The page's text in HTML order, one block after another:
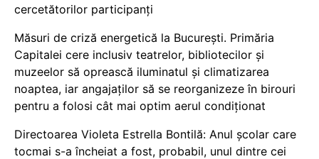
cercetătorilor participanți
Măsuri de criză energetică la București. Primăria
Capitalei cere inclusiv teatrelor, bibliotecilor și
muzeelor să oprească iluminatul și climatizarea
noaptea, iar angajaților să se reorganizeze în birouri
pentru a folosi cât mai optim aerul condiționat
Directoarea Violeta Estrella Bontilă: Anul școlar care
tocmai s-a încheiat a fost, probabil, unul dintre cei